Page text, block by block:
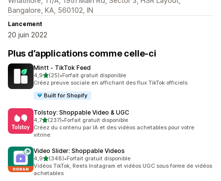
Bangalore, KA, 560102, IN
Lancement
20 juin 2022
Plus d’applications comme celle-ci
Mintt ‑ TikTok Feed
4,9étoile(s) sur 5
(25)
25 avis au total
•Forfait gratuit disponible
Créez preuve sociale en affichant des flux TikTok officiels
Built for Shopify
Tolstoy: Shoppable Video & UGC
4,7étoile(s) sur 5
(237)
237 avis au total
•Forfait gratuit disponible
Créez du contenu par IA et des vidéos achetables pour votre
vitrine.
Video Slider: Shoppable Videos
4,9étoile(s) sur 5
(348)
348 avis au total
•Forfait gratuit disponible
Vidéos TikTok, Reels Instagram et vidéos UGC sous forme de vidéos
achetables